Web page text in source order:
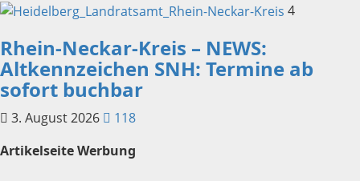
4
Rhein-Neckar-Kreis – NEWS:
Altkennzeichen SNH: Termine ab
sofort buchbar
3. August 2026
118
Artikelseite Werbung